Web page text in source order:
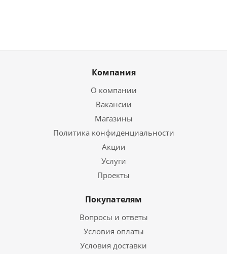
Компания
О компании
Вакансии
Магазины
Политика конфиденциальности
Акции
Услуги
Проекты
Покупателям
Вопросы и ответы
Условия оплаты
Условия доставки